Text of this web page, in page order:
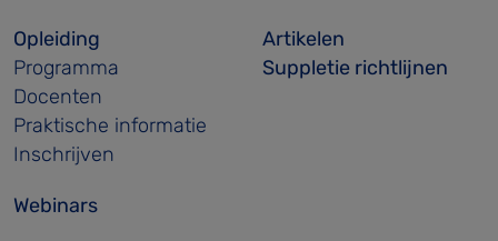
Opleiding
Programma
Docenten
Praktische informatie
Inschrijven
Webinars
Artikelen
Suppletie richtlijnen